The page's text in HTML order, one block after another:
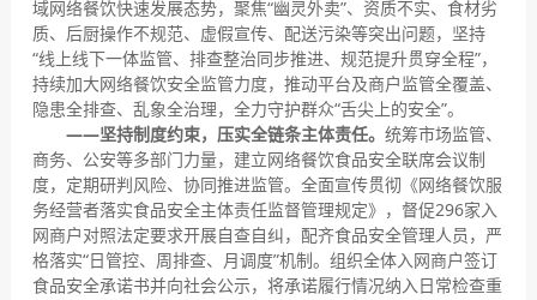
域网络餐饮快速发展态势，聚焦“幽灵外卖”、资质不实、食材劣
质、后厨操作不规范、虚假宣传、配送污染等突出问题，坚持
“线上线下一体监管、排查整治同步推进、规范提升贯穿全程”，
持续加大网络餐饮安全监管力度，推动平台及商户监管全覆盖、
隐患全排查、乱象全治理，全力守护群众“舌尖上的安全”。
——坚持制度约束，压实全链条主体责任。 统筹市场监管、
商务、公安等多部门力量，建立网络餐饮食品安全联席会议制
度，定期研判风险、协同推进监管。全面宣传贯彻《网络餐饮服
务经营者落实食品安全主体责任监督管理规定》，督促296家入
网商户对照法定要求开展自查自纠，配齐食品安全管理人员，严
格落实“日管控、周排查、月调度”机制。组织全体入网商户签订
食品安全承诺书并向社会公示，将承诺履行情况纳入日常检查重